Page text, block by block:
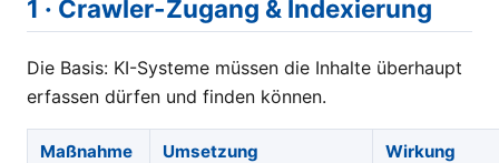
1 · Crawler-Zugang & Indexierung
Die Basis: KI-Systeme müssen die Inhalte überhaupt
erfassen dürfen und finden können.
Maßnahme Umsetzung Wirkung